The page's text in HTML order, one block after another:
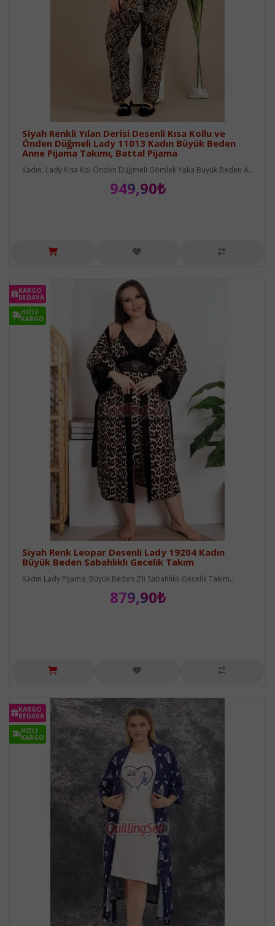
Siyah Renkli Yılan Derisi Desenli Kısa Kollu ve
Önden Düğmeli Lady 11013 Kadın Büyük Beden
Anne Pijama Takımı, Battal Pijama
Kadın, Lady Kısa Kol Önden Düğmeli Gömlek Yaka Büyük Beden A..
949,90₺
KARGO
BEDAVA
HIZLI
KARGO
Siyah Renk Leopar Desenli Lady 19204 Kadın
Büyük Beden Sabahlıklı Gecelik Takım
Kadın Lady Pijama; Büyük Beden 2’li Sabahlıklı Gecelik Takım..
879,90₺
KARGO
BEDAVA
HIZLI
KARGO